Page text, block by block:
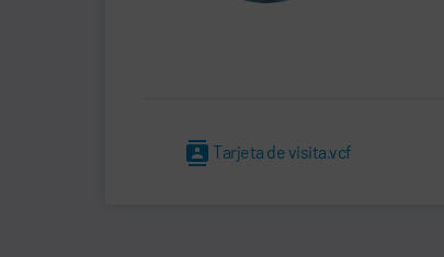
Tarjeta de visita.vcf